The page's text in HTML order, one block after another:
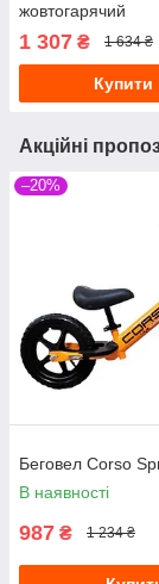
жовтогарячий
1 307 ₴ 1 634 ₴
Купити
Акційні
–20%
Беговел Corso
В наявності
987 ₴ 1 234 ₴